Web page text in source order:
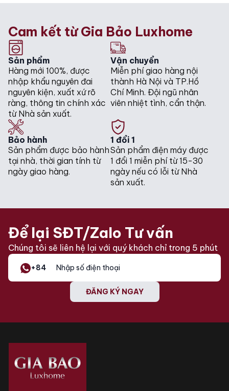
Cam kết từ Gia Bảo Luxhome
Sản phẩm
Hàng mới 100%, được
nhập khẩu nguyên đai
nguyên kiện, xuất xứ rõ
ràng, thông tin chính xác
từ Nhà sản xuất.
Vận chuyển
Miễn phí giao hàng nội
thành Hà Nội và TP.Hồ
Chí Minh. Đội ngũ nhân
viên nhiệt tình, cẩn thận.
Bảo hành
Sản phẩm được bảo hành
tại nhà, thời gian tính từ
ngày giao hàng.
1 đổi 1
Sản phẩm điện máy được
1 đổi 1 miễn phí từ 15-30
ngày nếu có lỗi từ Nhà
sản xuất.
Để lại SĐT/Zalo Tư vấn
Chúng tôi sẽ liên hệ lại với quý khách chỉ trong 5 phút
+84
ĐĂNG KÝ NGAY